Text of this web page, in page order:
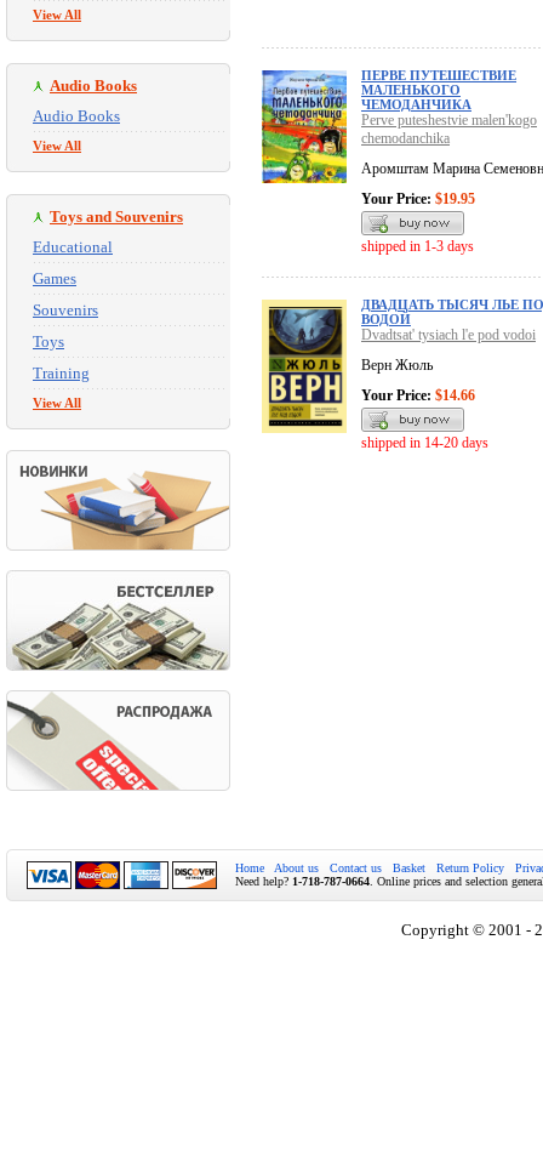
View All
Audio Books
Audio Books
View All
Toys and Souvenirs
Educational
Games
Souvenirs
Toys
Training
View All
ПЕРВЕ ПУТЕШЕСТВИЕ
МАЛЕНЬКОГО
ЧЕМОДАНЧИКА
Perve puteshestvie malen'kogo
chemodanchika
Аромштам Марина
Your Price: $19.95
shipped in 1-3 days
ДВАДЦАТЬ ТЫСЯЧ ЛЬЕ
ВОДОЙ
Dvadtsat' tysiach l'e pod vodoi
Верн Жюль
Your Price: $14.66
shipped in 14-20 days
Home About us Contact us Basket Return Policy
Need help? 1-718-787-0664 . Online prices and selection
Copyright © 2001 -